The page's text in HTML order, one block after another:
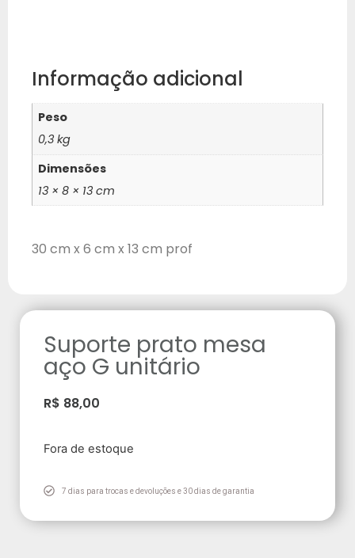
Informação adicional
Peso
0,3 kg
Dimensões
13 × 8 × 13 cm
30 cm x 6 cm x 13 cm prof
Suporte prato mesa
aço G unitário
R$ 88,00
Fora de estoque
7 dias para trocas e devoluções e 30 dias de garantia